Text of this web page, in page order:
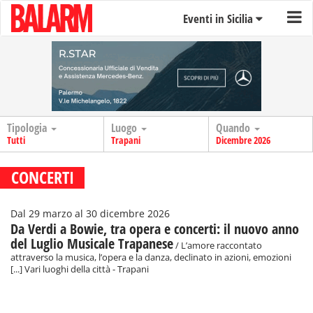
Eventi in Sicilia
Tipologia
Tutti
Luogo
Trapani
Quando
Dicembre 2026
CONCERTI
Dal 29 marzo al 30 dicembre 2026
Da Verdi a Bowie, tra opera e concerti: il nuovo anno
del Luglio Musicale Trapanese/ L’amore raccontato
attraverso la musica, l’opera e la danza, declinato in azioni, emozioni
[...] Vari luoghi della città - Trapani